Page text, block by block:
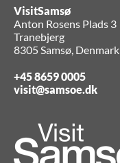
VisitSamsø
Anton Rosens Plads 3
Tranebjerg
8305 Samsø, Denmark
+45 8659 0005
visit@samsoe.dk